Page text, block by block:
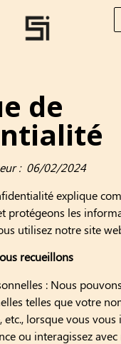
de
: 06/02/2024
explique
protégeons les
utilisez notre site
recueillons
: Nous
telles que votre
lorsque vous
ou interagissez